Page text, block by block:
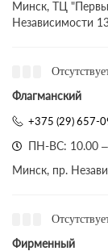
Минск, ТЦ
Независимости
Флагманский
+375 (29) 657-
ПН-ВС: 10.00
Минск, пр.
Фирменный